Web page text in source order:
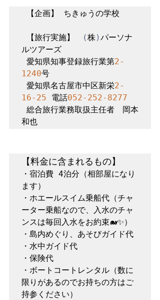
【旅行実施】 (株)パーソナ
ルツアーズ
愛知県知事登録旅行業第2-
1240号
愛知県名古屋市中区新栄2-
16-25 電話052-252-8277
【料金に含まれるもの】
・宿泊費 4泊分（相部屋になり
ます）
・ホエールスイム乗船代（チャ
ーター乗船なので、入水のチャ
ンスは毎回入水をお約束🐋✨）
・島内めぐり、あそびガイド代
・水中ガイド代
・保険代
・ボートコートレンタル（数に
限りがあるのでお持ちの方はご
持参ください）